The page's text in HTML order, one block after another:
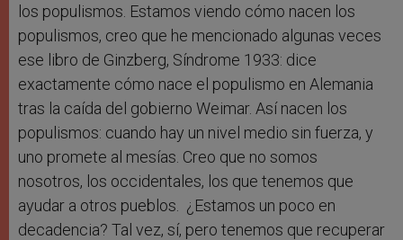
los populismos. Estamos viendo cómo nacen los
populismos, creo que he mencionado algunas veces
ese libro de Ginzberg, Síndrome 1933: dice
exactamente cómo nace el populismo en Alemania
tras la caída del gobierno Weimar. Así nacen los
populismos: cuando hay un nivel medio sin fuerza, y
uno promete al mesías. Creo que no somos
nosotros, los occidentales, los que tenemos que
ayudar a otros pueblos. ¿Estamos un poco en
decadencia? Tal vez, sí, pero tenemos que recuperar